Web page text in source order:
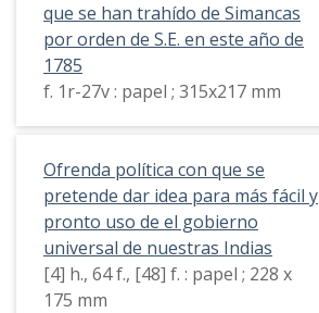
que se han trahído de Simancas
por orden de S.E. en este año de
1785
f. 1r-27v : papel ; 315x217 mm
Ofrenda política con que se
pretende dar idea para más fácil y
pronto uso de el gobierno
universal de nuestras Indias
[4] h., 64 f., [48] f. : papel ; 228 x
175 mm